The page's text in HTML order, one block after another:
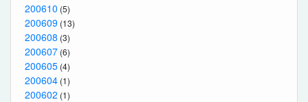
200610 (5)
200609 (13)
200608 (3)
200607 (6)
200605 (4)
200604 (1)
200602 (1)